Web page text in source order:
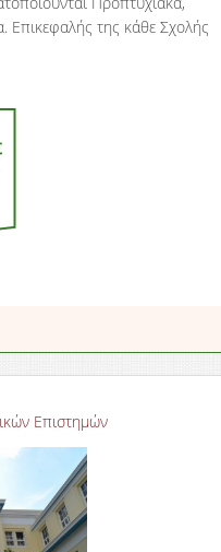
Επικεφαλής της κάθε Σχολής
Επιστημών